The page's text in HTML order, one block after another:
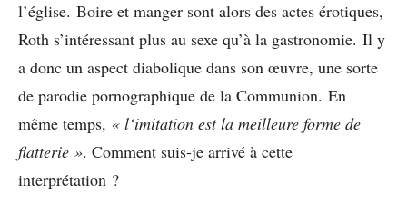
l’église. Boire et manger sont alors des actes érotiques,
Roth s’intéressant plus au sexe qu’à la gastronomie. Il y
a donc un aspect diabolique dans son œuvre, une sorte
de parodie pornographique de la Communion. En
même temps, « l‘imitation est la meilleure forme de
flatterie ». Comment suis-je arrivé à cette
interprétation ?